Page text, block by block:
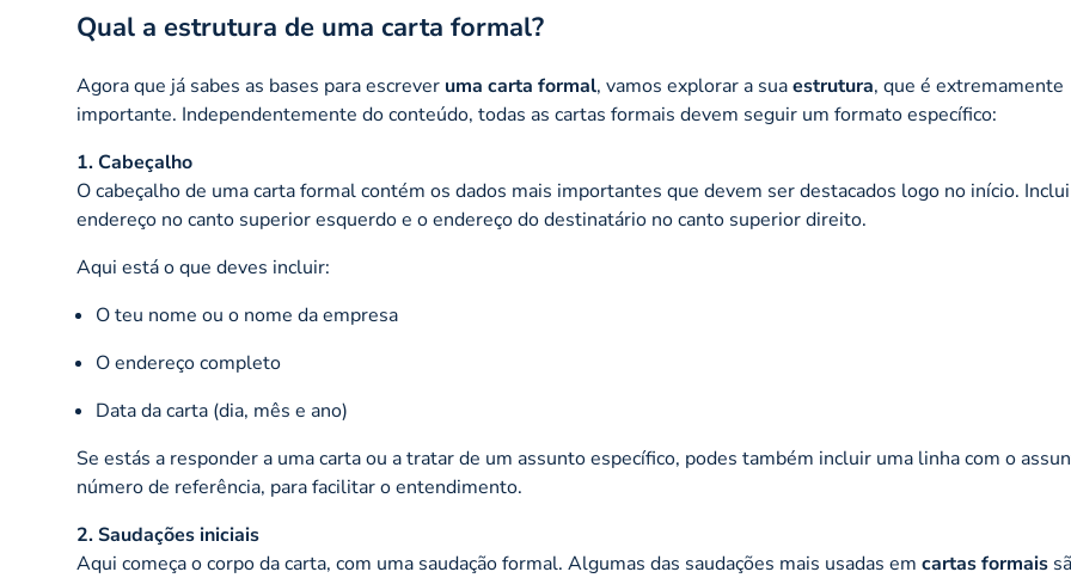
Qual a estrutura de uma carta formal?
Agora que já sabes as bases para escrever uma carta formal, vamos explorar a suaestrutura, que é extremamente
importante. Independentemente do conteúdo, todas as cartas formais devem seguir um formato específico:
1. Cabeçalho
O cabeçalho de uma carta formal contém os dados mais importantes que devem ser destacados logo no início.
endereço no canto superior esquerdo e o endereço do destinatário no canto superior direito.
Aqui está o que deves incluir:
O teu nome ou o nome da empresa
O endereço completo
Data da carta (dia, mês e ano)
Se estás a responder a uma carta ou a tratar de um assunto específico, podes também incluir uma linha com o
número de referência, para facilitar o entendimento.
2. Saudações iniciais
Aqui começa o corpo da carta, com uma saudação formal. Algumas das saudações mais usadas em cartas formais